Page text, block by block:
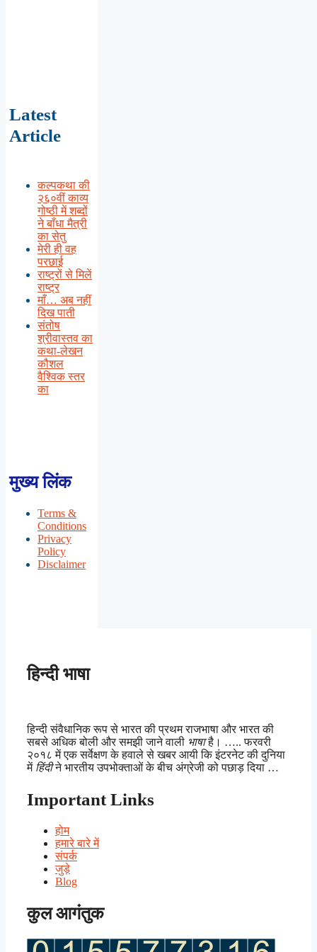
Latest
Article
कल्पकथा की
२६०वीं काव्य
गोष्ठी में शब्दों
ने बाँधा मैत्री
का सेतु
मेरी ही वह
परछाई
राष्ट्रों से मिलें
राष्ट्र
माँ… अब नहीं
दिख पाती
संतोष
श्रीवास्तव का
कथा-लेखन
कौशल
वैश्विक स्तर
का
मुख्य लिंक
Terms &
Conditions
Privacy
Policy
Disclaimer
हिन्दी भाषा
हिन्दी संवैधानिक रूप से भारत की प्रथम राजभाषा और भारत की
सबसे अधिक बोली और समझी जाने वाली भाषाहै। ….. फरवरी
२०१८ में एक सर्वेक्षण के हवाले से खबर आयी कि इंटरनेट की दुनिया
में हिंदीने भारतीय उपभोक्ताओं के बीच अंग्रेजी को पछाड़ दिया …
Important Links
होम
हमारे बारे में
संपर्क
जुड़े
Blog
कुल आगंतुक